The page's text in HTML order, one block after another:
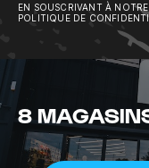
EN SOUSCRIVANT À
POLITIQUE DE
8